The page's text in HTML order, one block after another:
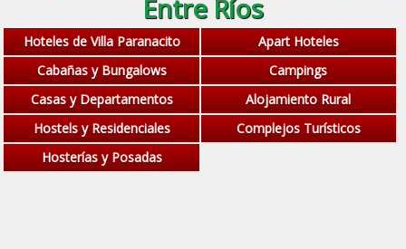
Entre Ríos
Hoteles de Villa Paranacito
Apart Hoteles
Cabañas y Bungalows
Campings
Casas y Departamentos
Alojamiento Rural
Hostels y Residenciales
Complejos Turísticos
Hosterías y Posadas